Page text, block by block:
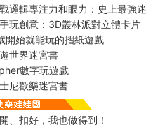
邏輯專注力和眼力：史上最強
玩創意：3D叢林派對立體卡片
開始就能玩的摺紙遊戲
世界迷宮書
數字玩遊戲
尼歡樂迷宮書
、扣好，我也做得到！